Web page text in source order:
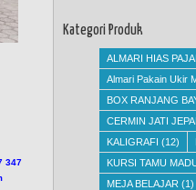
Kategori Produk
ALMARI HIAS
Almari Pakain Ukir
BOX RANJANG
CERMIN JATI
KALIGRAFI (12)
KURSI TAMU
MEJA BELAJAR (1)
347